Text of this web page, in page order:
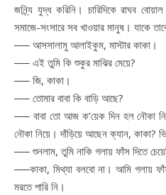
জন্ন্যি যুদ্ধ করিনি। চারিদিকে রাঘব
সমাজে-সংসারে সব খাওয়ার মানুষ। যাকে
── আসসালামু আলাইকুম, মাস্টার কাকা।
── এই তুমি কি শুকুর মাঝির মেয়ে?
── জি, কাকা।
── তোমার বাবা কি বাড়ি আছে?
── বাবা তো আজ ক’য়েক দিন হল নৌকা নিয়ে
নৌকা নিয়ে। দাঁড়িয়ে আছেন ক্যান, কাকা?
── শুনলাম, তুমি নাকি গলায় ফাঁস দিতে
──কাকা, মিথ্যা বলবো না। আমি গলায়
মরতে পারি নি।